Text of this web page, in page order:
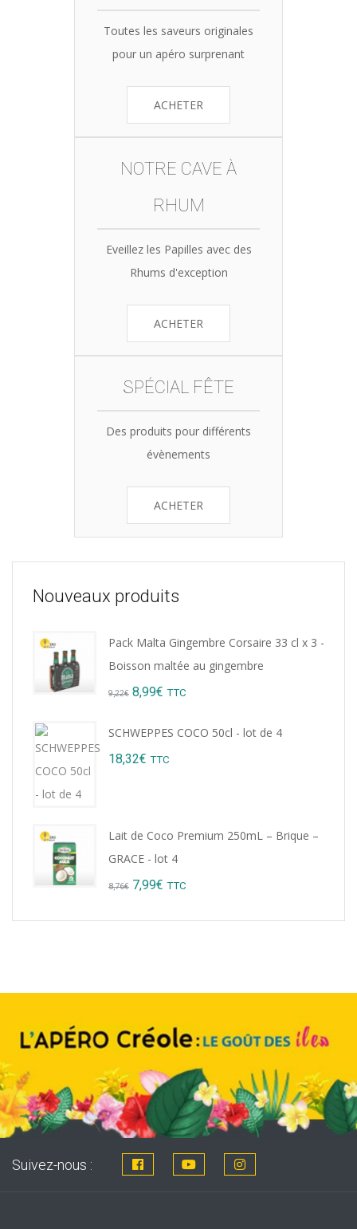
Toutes les saveurs originales
pour un apéro surprenant
ACHETER
NOTRE CAVE À
RHUM
Eveillez les Papilles avec des
Rhums d'exception
ACHETER
SPÉCIAL FÊTE
Des produits pour différents
évènements
ACHETER
Nouveaux produits
Pack Malta Gingembre Corsaire 33 cl x 3 -
Boisson maltée au gingembre
9,22€ Original
8,99€ Current
TTC
SCHWEPPES COCO 50cl - lot de 4
18,32€ TTC
Lait de Coco Premium 250mL – Brique –
GRACE - lot 4
8,76€ Original
7,99€ Current
TTC
Suivez-nous :